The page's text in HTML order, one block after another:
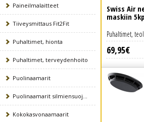
Paineilmalaitteet
Tiiveysmittaus Fit2Fit
Puhaltimet, hionta
Puhaltimet, terveydenhoito
Puolinaamarit
Puolinaamarit silmiensuojaimel
Kokokasvonaamaarit
Swiss Air
maskiin
69,95€
Puhaltimet,